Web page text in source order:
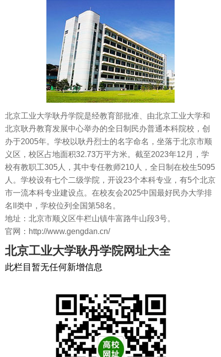
北京工业大学耿丹学院是经教育部批准、由北京工业大学和
北京耿丹教育发展中心举办的全日制民办普通本科院校，创
办于2005年。学校以耿丹烈士的名字命名，坐落于北京市顺
义区，校区占地面积32.73万平方米。截至2023年12月，学
校有教职工305人，其中专任教师210人，全日制在校生5095
人。学校设有七个二级学院，开设23个本科专业，有5个北京
市一流本科专业建设点。在校友会2025中国最好民办大学排
名II类中，学校位列全国第58名。
地址：北京市顺义区牛栏山镇牛富路牛山段3号。
官网：http://www.gengdan.cn/
北京工业大学耿丹学院网址大全
此栏目暂无任何新增信息